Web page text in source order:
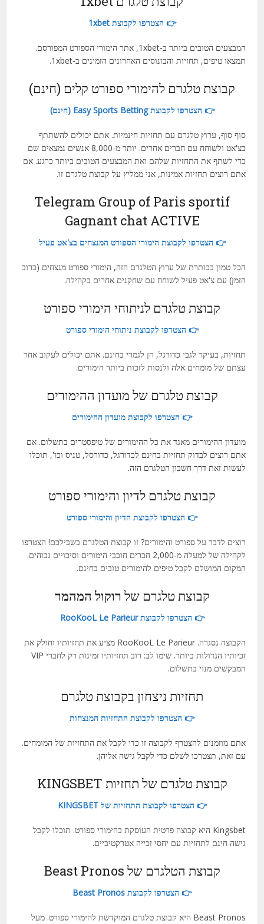
👉 הצטרפו לקבוצת 1xbet
המבצעים הטובים ביותר ב-1xbet, אתר הימורי הספורט המפורסם.
תמצאו טיפים, תחזיות והבונוסים האחרונים הזמינים ב-1xbet.
קבוצת טלגרם להימורי ספורט קלים (חינם)
👉 הצטרפו לקבוצת Easy Sports Betting (חינם)
סוף סוף, ערוץ טלגרם עם תחזיות חינמיות. אתם יכולים להשתתף
בצ'אט ולשוחח עם חברים אחרים. יותר מ-8,000 אנשים נמצאים שם
כדי לשתף את התחזיות שלהם ואת המבצעים הטובים ביותר כרגע. אם
אתם רוצים תחזיות אמינות, אני ממליץ על קבוצת טלגרם זו.
Telegram Group of Paris sportif
Gagnant chat ACTIVE
👉 הצטרפו לקבוצת הימורי הספורט המנצחים בצ'אט פעיל
הכל טמון בכותרת של ערוץ הטלגרם הזה, הימורי ספורט מנצחים (ברוב
הזמן) עם צ'אט פעיל לשוחח עם שחקנים אחרים בקהילה.
קבוצת טלגרם לניתוחי הימורי ספורט
👉 הצטרפו לקבוצת ניתוחי הימורי ספורט
תחזיות, בעיקר לגבי כדורגל, הן לגמרי בחינם. אתם יכולים לעקוב אחר
עצתם של מומחים אלה ולנסות לזכות ביותר הימורים.
קבוצת טלגרם של מועדון ההימורים
👉 הצטרפו לקבוצת מועדון ההימורים
מועדון ההימורים מאגד את כל ההימורים של טיפסטרים בתשלום. אם
אתם רוצים לבדוק תחזיות בחינם לכדורגל, כדורסל, טניס וכו', תוכלו
לעשות זאת דרך חשבון הטלגרם הזה.
קבוצת טלגרם לדיון והימורי ספורט
👉 הצטרפו לקבוצת הדיון והימורי ספורט
רוצים לדבר על ספורט והימורים? זו קבוצת הטלגרם בשבילכם! הצטרפו
לקהילה של למעלה מ-2,000 חברים חובבי הימורים וסיכויים גבוהים.
המקום המושלם לקבל טיפים להימורים טובים בחינם.
קבוצת טלגרם של רוקול המהמר
👉 הצטרפו לקבוצת RooKooL Le Parieur
הקבוצה נסגרה. RooKooL Le Parieur מציע את תחזיותיו וחולק את
זכיותיו הגדולות ביותר. שימו לב: רוב תחזיותיו זמינות רק לחברי VIP
המבקשים מנוי בתשלום.
תחזיות ניצחון בקבוצת טלגרם
👉 הצטרפו לקבוצת התחזיות המנצחות
אתם מוזמנים להצטרף לקבוצה זו כדי לקבל את התחזיות של המומחים.
עם זאת, תצטרכו לשלם כדי לקבל גישה אליהן.
קבוצת טלגרם של תחזיות KINGSBET
👉 הצטרפו לקבוצת התחזיות של KINGSBET
Kingsbet היא קבוצה פרטית העוסקת בהימורי ספורט. תוכלו לקבל
גישה חינם לתחזיות עם יחסי זכייה אטרקטיביים.
קבוצת הטלגרם של Beast Pronos
👉 הצטרפו לקבוצת Beast Pronos
Beast Pronos היא קבוצת טלגרם המוקדשת להימורי ספורט. מעל